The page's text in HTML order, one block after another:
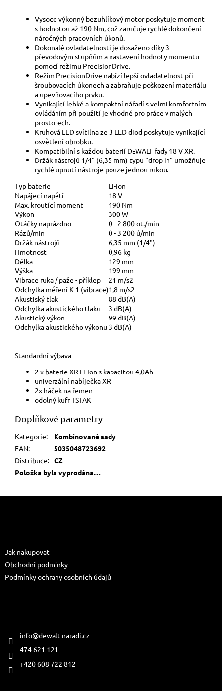
Vysoce výkonný bezuhlíkový motor poskytuje moment
s hodnotou až 190 Nm, což zaručuje rychlé dokončení
náročných pracovních úkonů.
Dokonalé ovladatelnosti je dosaženo díky 3
převodovým stupňům a nastavení hodnoty momentu
pomocí režimu PrecisionDrive.
Režim PrecisionDrive nabízí lepší ovladatelnost při
šroubovacích úkonech a zabraňuje poškození materiálu
a upevňovacího prvku.
Vynikající lehké a kompaktní nářadí s velmi komfortním
ovládáním při použití je vhodné pro práce v malých
prostorech.
Kruhová LED svítilna ze 3 LED diod poskytuje vynikající
osvětlení obrobku.
Kompatibilní s každou baterií DEWALT řady 18 V XR.
Držák nástrojů 1/4" (6,35 mm) typu "drop in" umožňuje
rychlé upnutí nástroje pouze jednou rukou.
Typ baterie
Li-Ion
Napájecí napětí
18 V
Max. kroutící moment
190 Nm
Výkon
300 W
Otáčky naprázdno
0 - 2 800 ot./min
Rázů/min
0 - 3 200 ú/min
Držák nástrojů
6,35 mm (1/4")
Hmotnost
0,96 kg
Délka
129 mm
Výška
199 mm
Vibrace ruka / paže - příklep
21 m/s2
Odchylka měření K 1 (vibrace)1,8 m/s2
Akustiský tlak
88 dB(A)
Odchylka akustického tlaku
3 dB(A)
Akustický výkon
99 dB(A)
Odchylka akustického výkonu 3 dB(A)
Standardní výbava
2 x baterie XR Li-Ion s kapacitou 4,0Ah
univerzální nabíječka XR
2x háček na řemen
odolný kufr TSTAK
Doplňkové parametry
Kategorie:
Kombinované sady
EAN:
5035048723692
Distribuce: CZ
Položka byla vyprodána…
Jak nakupovat
Obchodní podmínky
Podmínky ochrany osobních údajů
info@dewalt-naradi.cz
474 621 121
+420 608 722 812